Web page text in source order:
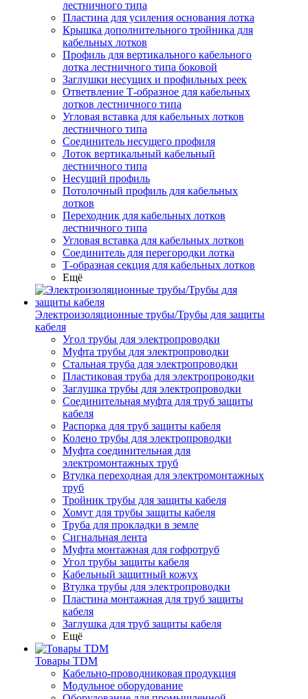
лестничного типа
Пластина для усиления основания лотка
Крышка дополнительного тройника для
кабельных лотков
Профиль для вертикального кабельного
лотка лестничного типа боковой
Заглушки несущих и профильных реек
Ответвление Т-образное для кабельных
лотков лестничного типа
Угловая вставка для кабельных лотков
лестничного типа
Соединитель несущего профиля
Лоток вертикальный кабельный
лестничного типа
Несущий профиль
Потолочный профиль для кабельных
лотков
Переходник для кабельных лотков
лестничного типа
Угловая вставка для кабельных лотков
Соединитель для перегородки лотка
Т-образная секция для кабельных лотков
Ещё
Электроизоляционные трубы/Трубы для защиты
кабеля
Угол трубы для электропроводки
Муфта трубы для электропроводки
Стальная труба для электропроводки
Пластиковая труба для электропроводки
Заглушка трубы для электропроводки
Соединительная муфта для труб защиты
кабеля
Распорка для труб защиты кабеля
Колено трубы для электропроводки
Муфта соединительная для
электромонтажных труб
Втулка переходная для электромонтажных
труб
Тройник трубы для защиты кабеля
Хомут для трубы защиты кабеля
Труба для прокладки в земле
Сигнальная лента
Муфта монтажная для гофротруб
Угол трубы защиты кабеля
Кабельный защитный кожух
Втулка трубы для электропроводки
Пластина монтажная для труб защиты
кабеля
Заглушка для труб защиты кабеля
Ещё
Товары TDM
Кабельно-проводниковая продукция
Модульное оборудование